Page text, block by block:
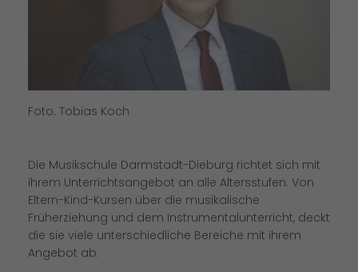
Foto: Tobias Koch
Die Musikschule Darmstadt-Dieburg richtet sich mit
ihrem Unterrichtsangebot an alle Altersstufen. Von
Eltern-Kind-Kursen über die musikalische
Früherziehung und dem Instrumentalunterricht, deckt
die sie viele unterschiedliche Bereiche mit ihrem
Angebot ab.